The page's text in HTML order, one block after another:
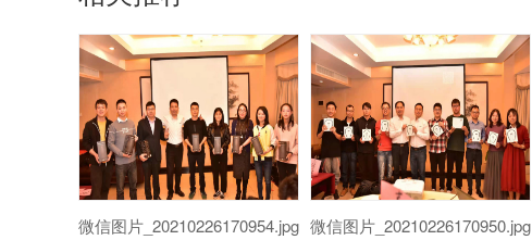
微信图片_20210226170954.jpg 微信图片_20210226170950.jpg